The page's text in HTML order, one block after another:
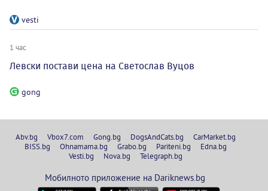
vesti
1 час
Левски постави цена на Светослав Вуцов
gong
Abv.bg Vbox7.com Gong.bg DogsAndCats.bg
CarMarket.bg
BISS.bg
Ohnamama.bg Grabo.bg Pariteni.bg
Edna.bg
Vesti.bg
Nova.bg Telegraph.bg
Мобилното приложение на Dariknews.bg